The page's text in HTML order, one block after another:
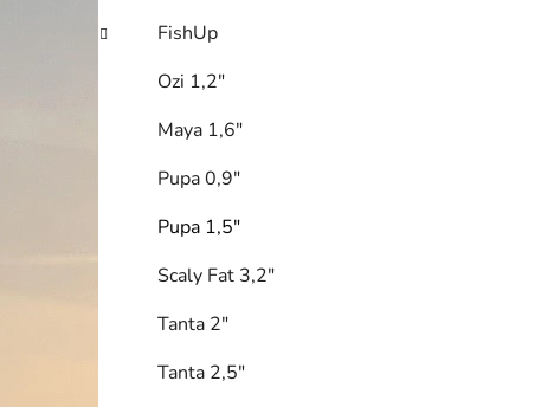
FishUp
Ozi 1,2"
Maya 1,6"
Pupa 0,9"
Pupa 1,5"
Scaly Fat 3,2"
Tanta 2"
Tanta 2,5"